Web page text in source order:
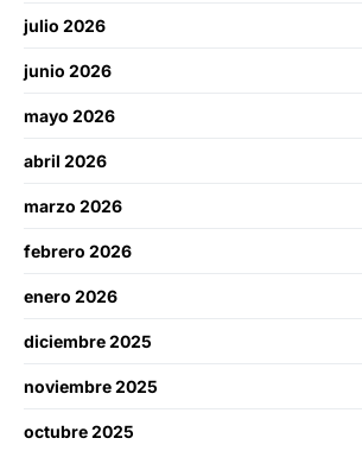
julio 2026
junio 2026
mayo 2026
abril 2026
marzo 2026
febrero 2026
enero 2026
diciembre 2025
noviembre 2025
octubre 2025